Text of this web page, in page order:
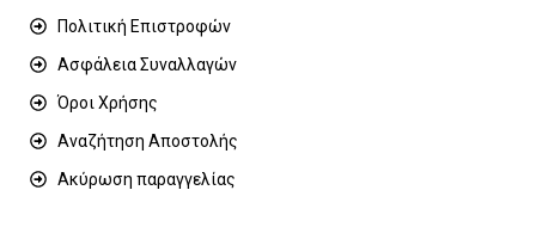
Πολιτική Επιστροφών
Ασφάλεια Συναλλαγών
Όροι Χρήσης
Αναζήτηση Αποστολής
Ακύρωση παραγγελίας